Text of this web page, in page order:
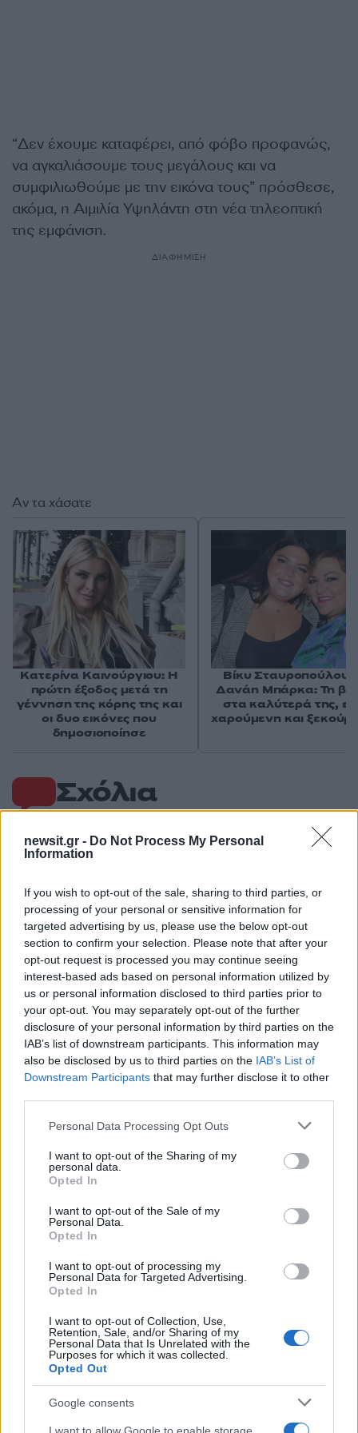
newsit.gr - Do Not Process My Personal
Information
If you wish to opt-out of the sale, sharing to third parties, or
processing of your personal or sensitive information for
targeted advertising by us, please use the below opt-out
section to confirm your selection. Please note that after your
opt-out request is processed you may continue seeing
interest-based ads based on personal information utilized by
us or personal information disclosed to third parties prior to
your opt-out. You may separately opt-out of the further
disclosure of your personal information by third parties on the
IAB’s list of downstream participants. This information may
also be disclosed by us to third parties on the IAB’s List of
Downstream Participants that may further disclose it to other
Please note that this website/app uses one or more Google
not limited to your visit or usage behaviour. You may click to
grant or deny consent to Google and its third-party tags to
use your data for below specified purposes in below Google
consent section.
Personal Data Processing Opt Outs
I want to opt-out of the Sharing of my
personal data.
Opted In
I want to opt-out of the Sale of my
Personal Data.
Opted In
I want to opt-out of processing my
Personal Data for Targeted Advertising.
Opted In
I want to opt-out of Collection, Use,
Retention, Sale, and/or Sharing of my
Personal Data that Is Unrelated with the
Purposes for which it was collected.
Opted Out
Google consents
“Δεν έχουμε καταφέρει, από φόβο προφανώς,
να αγκαλιάσουμε τους μεγάλους και να
συμφιλιωθούμε με την εικόνα τους” πρόσθεσε,
ακόμα, η Αιμιλία Υψηλάντη στη νέα τηλεοπτική
της εμφάνιση.
ΔΙΑΦΗΜΙΣΗ
Σχόλια
50 /50
2000 /2000
Υποβολή σχολίου
Πολιτική Απορρήτου&Όροι Χρήσηςτης Google.
Media
ΑΙΜΙΛΙΑ ΥΨΗΛΑΝΤΗ
Share:
Ακολουθήστε το Νewsit.gr στο Google News
ενημερωθείτε πρώτοι για όλη την ειδησεογραφία και τα
Αν τα χάσατε
Κατερίνα Καινούργιου: Η
πρώτη έξοδος μετά τη
γέννηση της κόρης της και
οι δυο εικόνες που
δημοσιοποίησε
Βίκυ Σταυροπούλου
Δανάη Μπάρκα: Τη
στα καλύτερά της,
χαρούμενη και
Πιο δημοφιλή
Η Ελένη Φωτοπούλου ευχήθηκε για τη
γιορτή του Άκη Παυλόπουλου: «Δεκαπέντε